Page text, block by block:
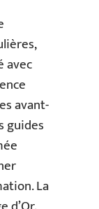
avec
avant-
guides
La